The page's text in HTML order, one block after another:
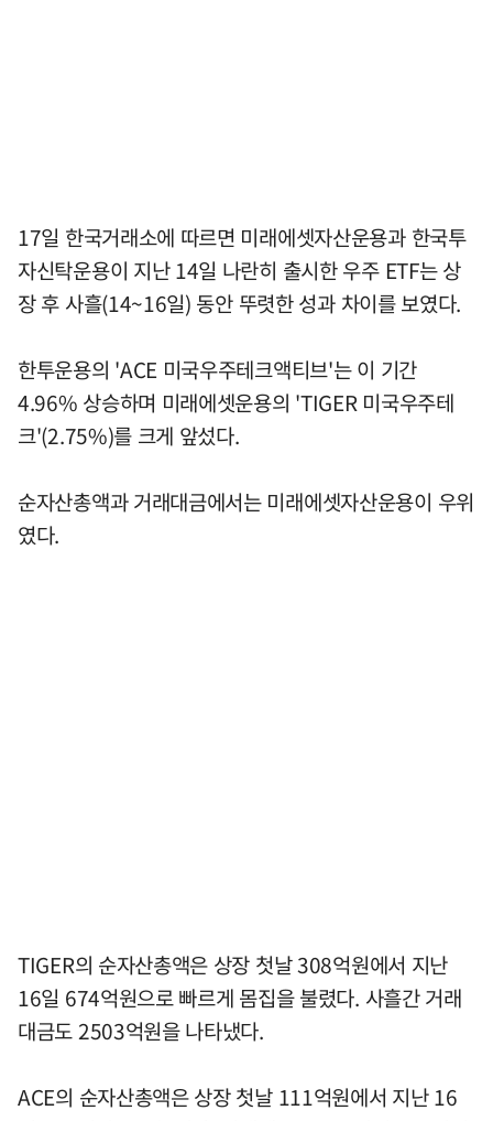
17일 한국거래소에 따르면 미래에셋자산운용과 한국투
자신탁운용이 지난 14일 나란히 출시한 우주 ETF는 상
장 후 사흘(14~16일) 동안 뚜렷한 성과 차이를 보였다.
한투운용의 'ACE 미국우주테크액티브'는 이 기간
4.96% 상승하며 미래에셋운용의 'TIGER 미국우주테
크'(2.75%)를 크게 앞섰다.
순자산총액과 거래대금에서는 미래에셋자산운용이 우위
였다.
TIGER의 순자산총액은 상장 첫날 308억원에서 지난
16일 674억원으로 빠르게 몸집을 불렸다. 사흘간 거래
대금도 2503억원을 나타냈다.
ACE의 순자산총액은 상장 첫날 111억원에서 지난 16